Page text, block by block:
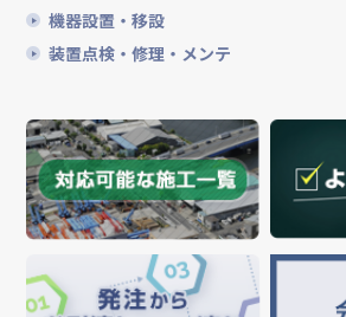
機器設置・移設
装置点検・修理・メンテ